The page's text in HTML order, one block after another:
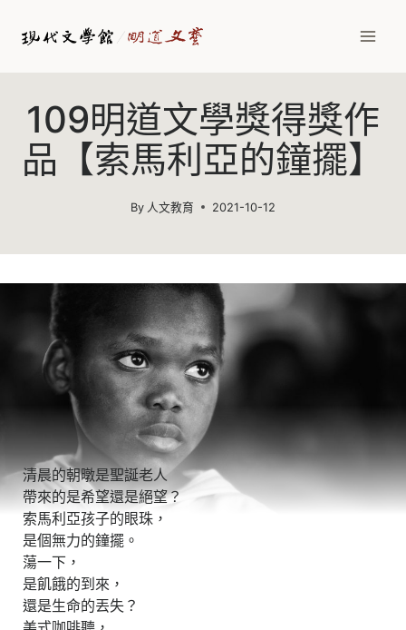
109明道文學獎得獎作
品【索馬利亞的鐘擺】
By 人文教育 2021-10-12
清晨的朝暾是聖誕老人
帶來的是希望還是絕望？
索馬利亞孩子的眼珠，
是個無力的鐘擺。
蕩一下，
是飢餓的到來，
還是生命的丟失？